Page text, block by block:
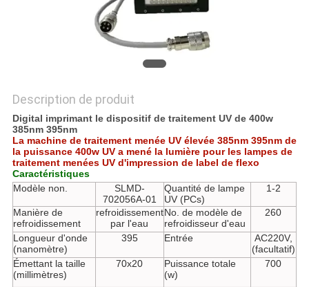
Description de produit
Digital imprimant le dispositif de traitement UV de 400w
385nm 395nm
La machine de traitement menée UV élevée 385nm 395nm de
la puissance 400w UV a mené la lumière pour les lampes de
traitement menées UV d'impression de label de flexo
Caractéristiques
Modèle non.
SLMD-
702056A-01
Quantité de lampe
UV (PCs)
1-2
Manière de
refroidissement
refroidissement
par l'eau
No. de modèle de
refroidisseur d'eau
260
Longueur d'onde
(nanomètre)
395 Entrée
AC220V,
(facultatif)
Émettant la taille
(millimètres)
70x20
Puissance totale
(w)
700